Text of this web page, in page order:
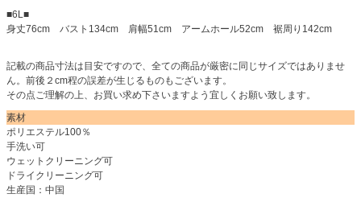
■6L■
身丈76cm バスト134cm 肩幅51cm アームホール52cm 裾周り142cm
記載の商品寸法は目安ですので、全ての商品が厳密に同じサイズではありませ
ん。前後２cm程の誤差が生じるものもございます。
その点ご理解の上、お買い求め下さいますよう宜しくお願い致します。
素材
ポリエステル100％
手洗い可
ウェットクリーニング可
ドライクリーニング可
生産国：中国